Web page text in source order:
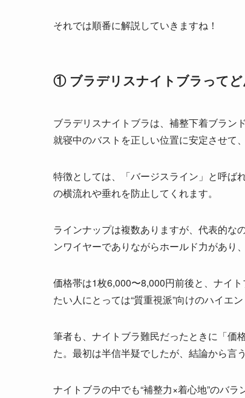
それでは順番に解説していきますね！
① ブラデリスナイトブラってど
ブラデリスナイトブラは、補整下着ブラン
就寝中のバストを正しい位置に安定させて
特徴としては、「バージスライン」と呼ば
の横流れや垂れを防止してくれます。
ラインナップは複数ありますが、代表的な
ンワイヤーでありながらホールド力があり
価格帯は1枚6,000〜8,000円前後と、ナイ
たい人にとっては“質重視派”向けのハイエ
筆者も、ナイトブラ難民だったときに「
た。最初は半信半疑でしたが、結論から言
ナイトブラの中でも“補整力×着心地”のバ